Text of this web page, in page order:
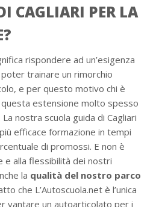
CAGLIARI PER LA
rispondere ad un’esigenza
trainare un rimorchio
e per questo motivo chi è
estensione molto spesso
nostra scuola guida di Cagliari
efficace formazione in tempi
di promossi. E non è
e alla flessibilità dei nostri
la qualità del nostro parco
che L’Autoscuola.net è l’unica
vantare un autoarticolato per i